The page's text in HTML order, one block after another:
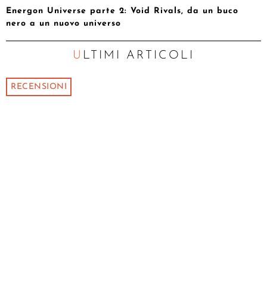
Energon Universe parte 2: Void Rivals, da un buco
nero a un nuovo universo
ULTIMI ARTICOLI
RECENSIONI